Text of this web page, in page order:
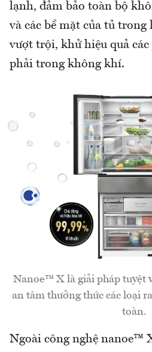
lạnh, đảm bảo toàn bộ
và các bề mặt của tủ trong
vượt trội, khử hiệu quả các
phải trong không khí.
Nanoe™ X là giải pháp tuyệt
an tâm thưởng thức các loại
toàn.
Ngoài công nghệ nanoe™